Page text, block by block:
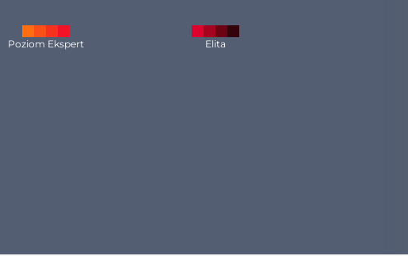
Poziom Ekspert Elita